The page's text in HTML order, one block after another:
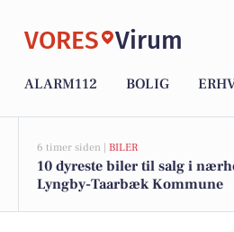
VORES Virum
ALARM112 BOLIG
6 timer siden | BILER
10 dyreste biler til salg i
Lyngby-Taarbæk Kommune